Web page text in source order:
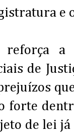
e
reforça a
de
forte
de lei já